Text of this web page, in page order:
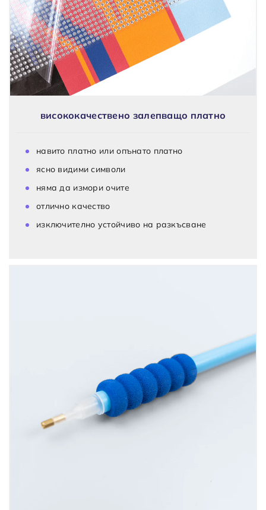
висококачествено залепващо платно
навито платно или опънато платно
ясно видими символи
няма да измори очите
отлично качество
изключително устойчиво на разкъсване